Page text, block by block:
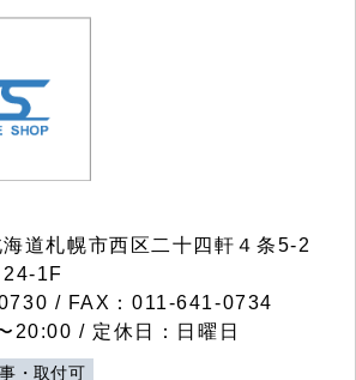
道札幌市西区二十四軒４条5-2
1F
/ FAX：011-641-0734
20:00 / 定休日：日曜日
・取付可